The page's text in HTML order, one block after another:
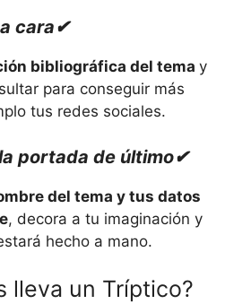
cara✔
bibliográfica del tema y
para conseguir más
tus redes sociales.
portada de último✔
del tema y tus datos
, decora a tu imaginación y
hecho a mano.
lleva un Tríptico?